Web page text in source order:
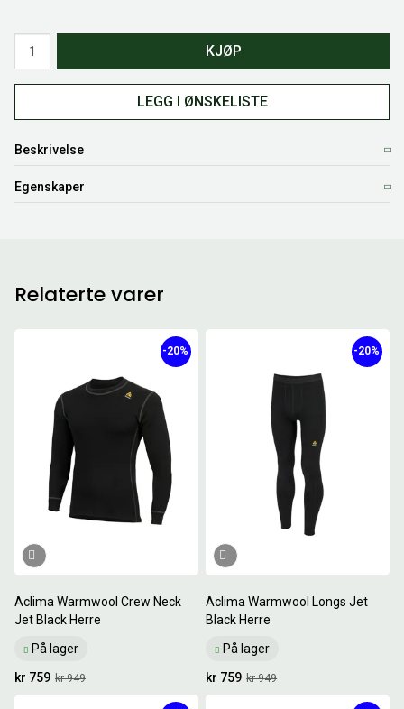
KJØP
LEGG I ØNSKELISTE
Beskrivelse
Egenskaper
Relaterte varer
Aclima Warmwool Crew Neck
Jet Black Herre
På lager
-20%
kr 949
kr 759
Aclima Warmwool Longs Jet
Black Herre
På lager
-20%
kr 949
kr 759